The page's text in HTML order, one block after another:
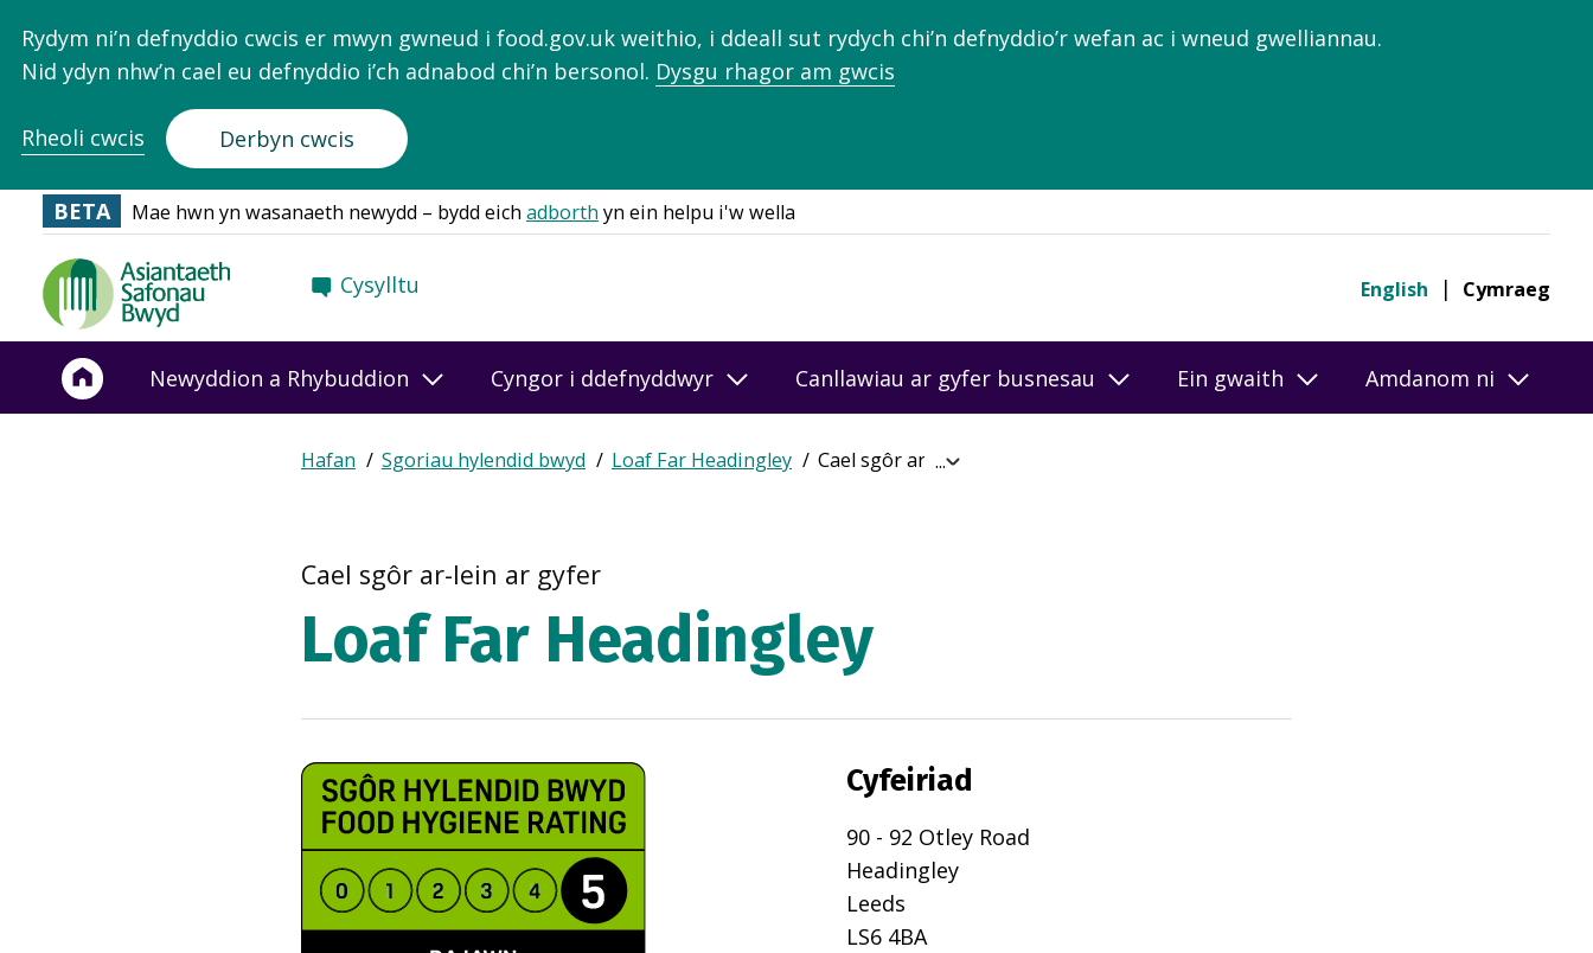
Rydym ni’n defnyddio cwcis er mwyn gwneud i food.gov.uk weithio, i ddeall sut rydych chi’n defnyddio’r wefan ac i wneud gwelliannau.
Nid ydyn nhw’n cael eu defnyddio i’ch adnabod chi’n bersonol. Dysgu rhagor am gwcis
Rheoli cwcis Derbyn cwcis
BETA Mae hwn yn wasanaeth newydd – bydd eich adborth yn ein helpu i'w wella
Food
Standards
Agency
Frontpage
Cysylltu English Cymraeg
Newyddion a Rhybuddion Cyngor i ddefnyddwyr Canllawiau ar gyfer busnesau Ein gwaith Amdanom ni
Breadcrumb
Expand
Hafan Sgoriau hylendid bwyd Loaf Far Headingley Cael sgôr ar-lein
Cael sgôr ar-lein ar gyfer
Loaf Far Headingley
Cyfeiriad
90 - 92 Otley Road
Headingley
Leeds
LS6 4BA